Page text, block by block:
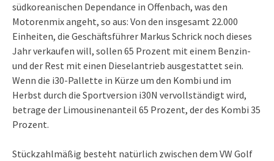
südkoreanischen Dependance in Offenbach, was den
Motorenmix angeht, so aus: Von den insgesamt 22.000
Einheiten, die Geschäftsführer Markus Schrick noch dieses
Jahr verkaufen will, sollen 65 Prozent mit einem Benzin-
und der Rest mit einen Dieselantrieb ausgestattet sein.
Wenn die i30-Pallette in Kürze um den Kombi und im
Herbst durch die Sportversion i30N vervollständigt wird,
betrage der Limousinenanteil 65 Prozent, der des Kombi 35
Prozent.
Stückzahlmäßig besteht natürlich zwischen dem VW Golf